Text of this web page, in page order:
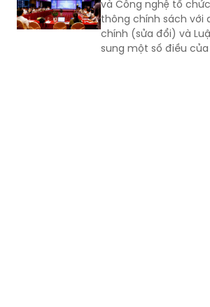
Luật Đo lường
Ngày 5/8, tại TP Đà
và Công nghệ tổ chức